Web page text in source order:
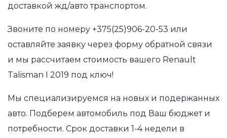
доставкой жд/авто транспортом.
Звоните по номеру +375(25)906-20-53 или
оставляйте заявку через форму обратной связи
и мы рассчитаем стоимость вашего Renault
Talisman I 2019 под ключ!
Мы специализируемся на новых и подержанных
авто. Подберем автомобиль под Ваш бюджет и
потребности. Срок доставки 1-4 недели в